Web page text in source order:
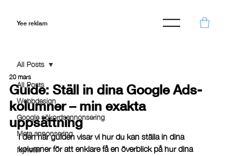
Yee reklam
All Posts
Webbdesign
Google sökordsannonsering
Meta annonsering
Nyheter
All Posts
Guide: Ställ in dina Google Ads-
kolumner – min exakta
uppsättning
20 mars
I den här guiden visar vi hur du kan ställa in dina
kolumner för att enklare få en överblick på hur dina